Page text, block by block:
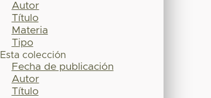
Autor
Título
Materia
Tipo
Esta colección
Fecha de publicación
Autor
Título